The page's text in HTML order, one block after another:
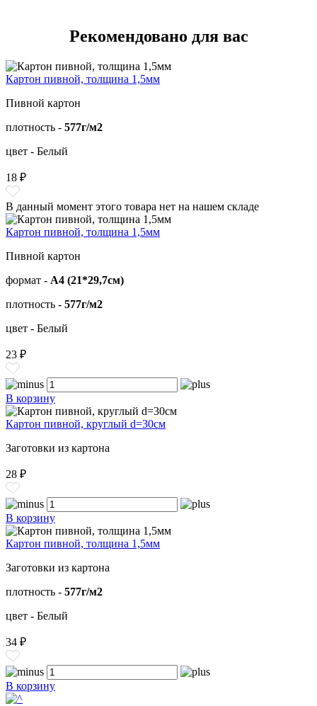
Рекомендовано для вас
Картон пивной, толщина 1,5мм
Пивной картон
плотность - 577г/м2
цвет - Белый
18 ₽
В данный момент этого товара нет на нашем складе
Картон пивной, толщина 1,5мм
Пивной картон
формат - А4 (21*29,7см)
плотность - 577г/м2
цвет - Белый
23 ₽
В корзину
Картон пивной, круглый d=30см
Заготовки из картона
28 ₽
В корзину
Картон пивной, толщина 1,5мм
Заготовки из картона
плотность - 577г/м2
цвет - Белый
34 ₽
В корзину